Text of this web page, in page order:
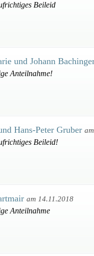
Beileid
und Johann
Anteilnahme!
Hans-Peter Gruber
Beileid!
am 14.11.2018
Anteilnahme